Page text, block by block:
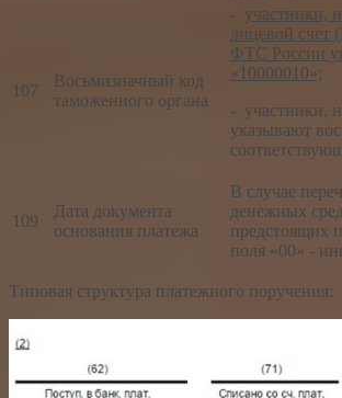
107
Восьмизначный код
таможенного органа
- участники,
лицевой счет
ФТС России
«10000010»;
- участники,
указывают
109
Дата документа
основания платежа
В случае
денежных
предстоящих
поля «00» -
Типовая структура платежного поручения: